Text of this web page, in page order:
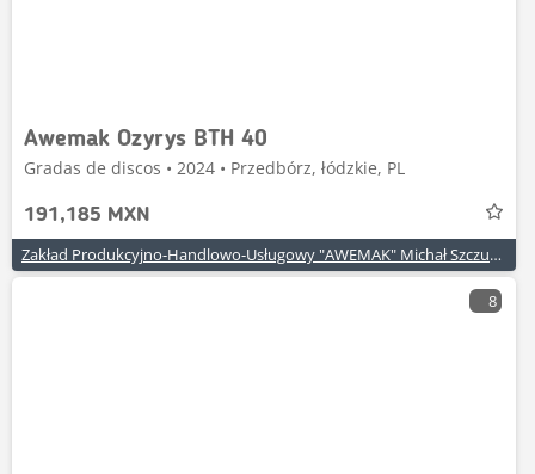
Awemak Ozyrys BTH 40
Gradas de discos • 2024 • Przedbórz, łódzkie, PL
191,185 MXN
Zakład Produkcyjno-Handlowo-Usługowy "AWEMAK" Michał Szczuraszek
8